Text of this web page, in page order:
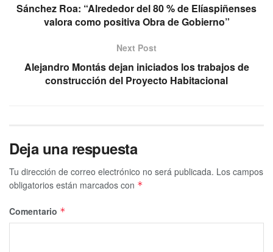
Sánchez Roa: “Alrededor del 80 % de Elíaspiñenses
valora como positiva Obra de Gobierno”
Next Post
Alejandro Montás dejan iniciados los trabajos de
construcción del Proyecto Habitacional
Deja una respuesta
Tu dirección de correo electrónico no será publicada. Los campos
obligatorios están marcados con *
Comentario *